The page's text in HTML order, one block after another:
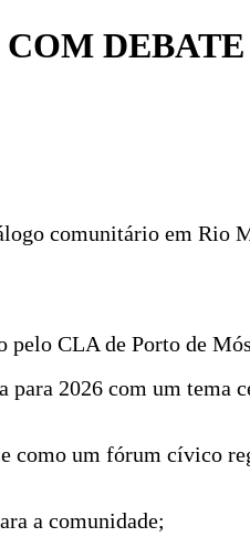
comunitário em Rio
CLA de Porto de
2026 com um tema
como um fórum cívico
a comunidade;